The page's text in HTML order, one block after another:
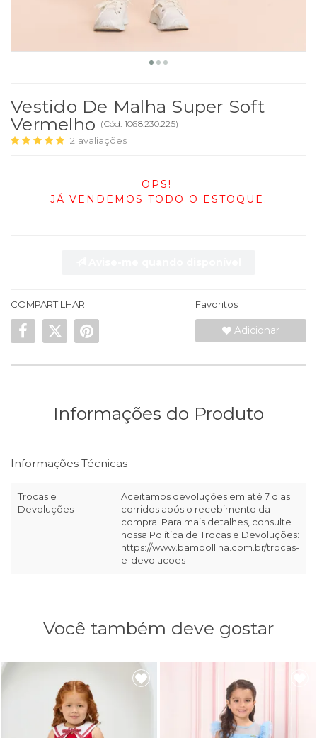
Vestido De Malha Super Soft
Vermelho (Cód. 1068.230.225)
2 avaliações
OPS!
JÁ VENDEMOS TODO O ESTOQUE.
COMPARTILHAR Favoritos
Adicionar
Informações do Produto
Informações Técnicas
Trocas e
Devoluções
Aceitamos devoluções em até 7 dias
corridos após o recebimento da
compra. Para mais detalhes, consulte
nossa Política de Trocas e Devoluções:
https://www.bambollina.com.br/trocas-
e-devolucoes
Você também deve gostar